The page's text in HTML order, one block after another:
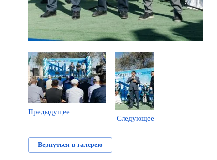
Предыдущее
Следующее
Вернуться в галерею